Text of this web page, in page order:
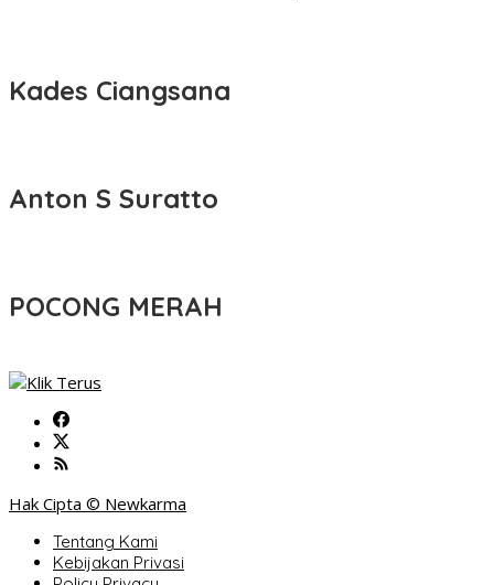
Kades Ciangsana
Anton S Suratto
POCONG MERAH
Hak Cipta © Newkarma
Tentang Kami
Kebijakan Privasi